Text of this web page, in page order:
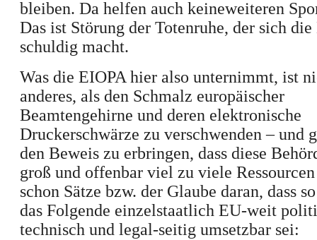
bleiben. Da helfen auch keineweiteren
Das ist Störung der Totenruhe, der sich
schuldig macht.
Was die EIOPA hier also unternimmt, ist
anderes, als den Schmalz europäischer
Beamtengehirne und deren elektronische
Druckerschwärze zu verschwenden – und
den Beweis zu erbringen, dass diese
groß und offenbar viel zu viele
schon Sätze bzw. der Glaube daran, dass
das Folgende einzelstaatlich EU-weit
technisch und legal-seitig umsetzbar sei: